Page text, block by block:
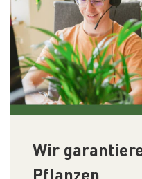
Wir
Pflanzen